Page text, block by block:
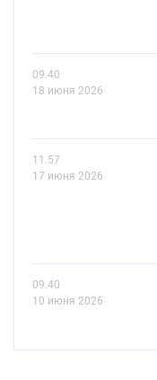
09.40
18 июня 2026
11.57
17 июня 2026
09.40
10 июня 2026